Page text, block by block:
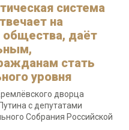
система
на
даёт
стать
уровня
дворца
с депутатами
Собрания Российской